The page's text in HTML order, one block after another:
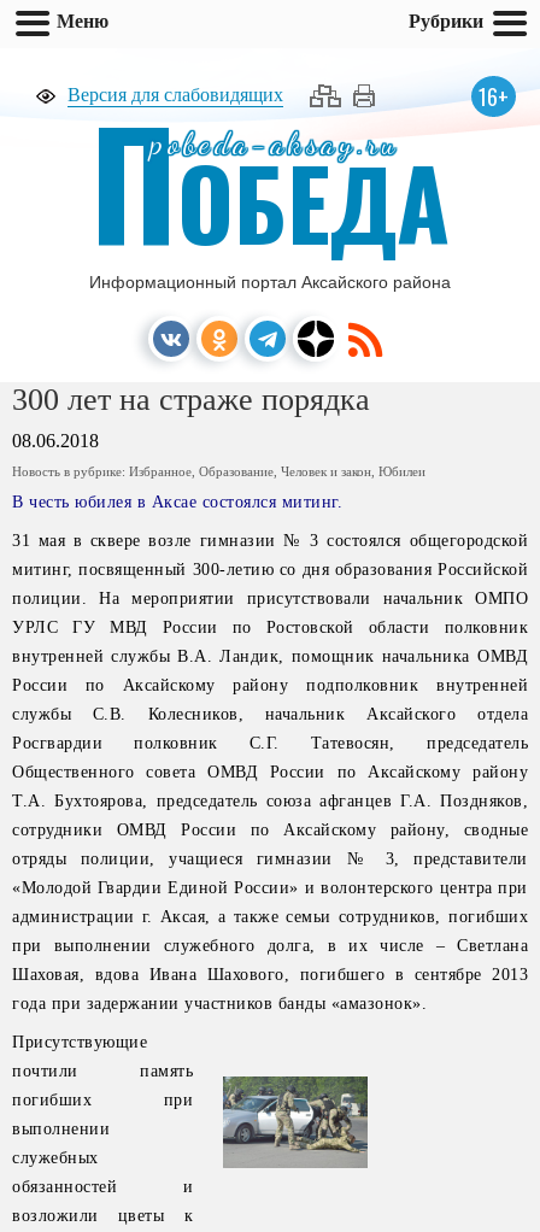
Версия для слабовидящих 16+
pobeda-aksay.ru
ПОБЕДА
Информационный портал Аксайского района
300 лет на страже порядка
08.06.2018
Новость в рубрике: Избранное Образование Человек и закон Юбилеи
В честь юбилея в Аксае состоялся митинг.
31 мая в сквере возле гимназии № 3 состоялся общегородской
митинг, посвященный 300-летию со дня образования Российской
полиции. На мероприятии присутствовали начальник ОМПО
УРЛС ГУ МВД России по Ростовской области полковник
внутренней службы В.А. Ландик, помощник начальника ОМВД
России по Аксайскому району подполковник внутренней
службы С.В. Колесников, начальник Аксайского отдела
Росгвардии полковник С.Г. Татевосян, председатель
Общественного совета ОМВД России по Аксайскому району
Т.А. Бухтоярова, председатель союза афганцев Г.А. Поздняков,
сотрудники ОМВД России по Аксайскому району, сводные
отряды полиции, учащиеся гимназии № 3, представители
«Молодой Гвардии Единой России» и волонтерского центра при
администрации г. Аксая, а также семьи сотрудников, погибших
при выполнении служебного долга, в их числе – Светлана
Шаховая, вдова Ивана Шахового, погибшего в сентябре 2013
года при задержании участников банды «амазонок».
Присутствующие
почтили память
погибших при
выполнении
служебных
обязанностей и
возложили цветы к
Меню Рубрики